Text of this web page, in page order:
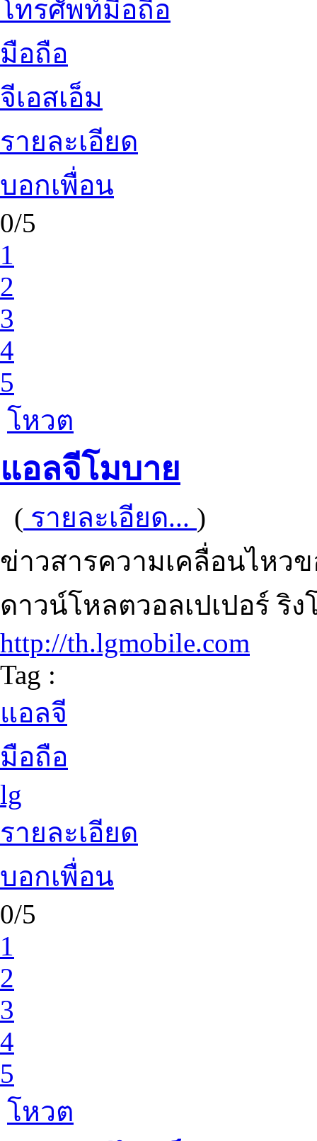
โทรศัพท์มือถือ
มือถือ
จีเอสเอ็ม
รายละเอียด
บอกเพื่อน
0/5
1
2
3
4
5
โหวต
แอลจีโมบาย
( รายละเอียด... )
ข่าวสารความเคลื่อนไหว
ดาวน์โหลตวอลเปเปอร์ ริ
http://th.lgmobile.com
Tag :
แอลจี
มือถือ
lg
รายละเอียด
บอกเพื่อน
0/5
1
2
3
4
5
โหวต